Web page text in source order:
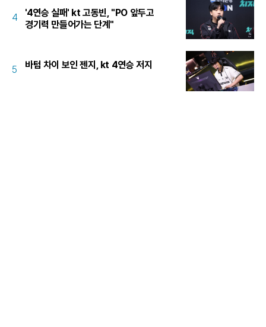
4
'4연승 실패' kt 고동빈, "PO 앞두고
경기력 만들어가는 단계"
5 바텀 차이 보인 젠지, kt 4연승 저지